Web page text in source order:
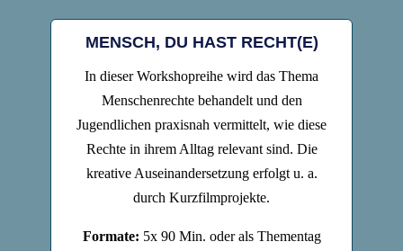
MENSCH, DU HAST RECHT(E)
In dieser Workshopreihe wird das Thema
Menschenrechte behandelt und den
Jugendlichen praxisnah vermittelt, wie diese
Rechte in ihrem Alltag relevant sind. Die
kreative Auseinandersetzung erfolgt u. a.
durch Kurzfilmprojekte.
Formate: 5x 90 Min. oder als Thementag